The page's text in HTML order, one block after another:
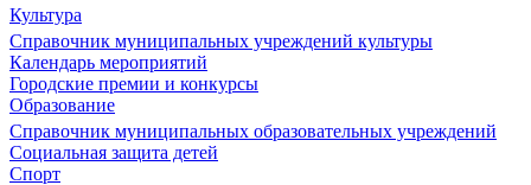
Культура
Справочник муниципальных учреждений культуры
Календарь мероприятий
Городские премии и конкурсы
Образование
Справочник муниципальных образовательных учреждений
Социальная защита детей
Спорт